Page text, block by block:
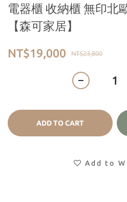
電器櫃 收納櫃 無印北
【森可家居】
NT$23,800
NT$19,000
ADD TO CART
Add to